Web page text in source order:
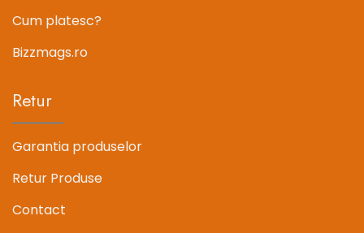
Cum platesc?
Bizzmags.ro
Retur
Garantia produselor
Retur Produse
Contact